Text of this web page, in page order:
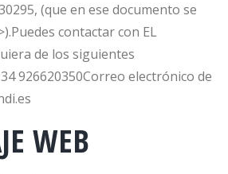
(que en ese documento se
contactar con EL
de los siguientes
926620350Correo electrónico de
WEB